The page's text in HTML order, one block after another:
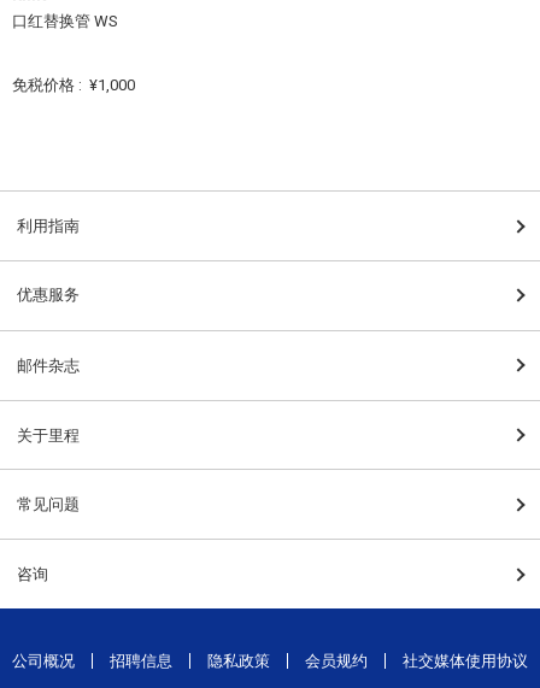
口红替换管 WS
免税价格 : ¥1,000
利用指南
优惠服务
邮件杂志
关于里程
常见问题
咨询
公司概况 招聘信息 隐私政策 会员规约 社交媒体使用协议